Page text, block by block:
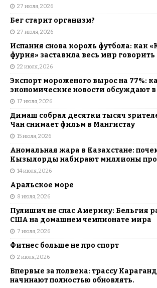
27 июля, 2026
Бег старит организм?
27 июля, 2026
Испания снова король футбола: как
фурия» заставила весь мир
22 июля, 2026
Экспорт мороженого вырос на 77%:
экономические новости обсуждают в
17 июля, 2026
Димаш собрал десятки тысяч
Чан снимает фильм в Мангистау
15 июля, 2026
Аномальная жара в Казахстане:
Кызылорды набирают миллионы
14 июля, 2026
Аральское море
8 июля, 2026
Пулишич не спас Америку: Бельгия
США на домашнем чемпионате мира
7 июля, 2026
Фитнес больше не про спорт
2 июля, 2026
Впервые за полвека: трассу
начинают полностью обновлять.